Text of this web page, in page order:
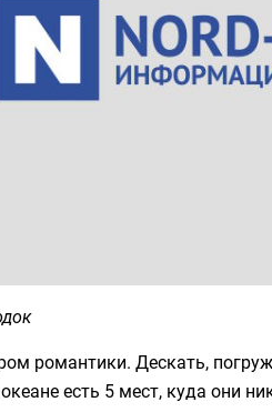
романтики. Дескать,
есть 5 мест, куда они